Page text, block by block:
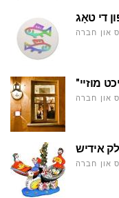
און חברה
מוזיי
און חברה
און חברה